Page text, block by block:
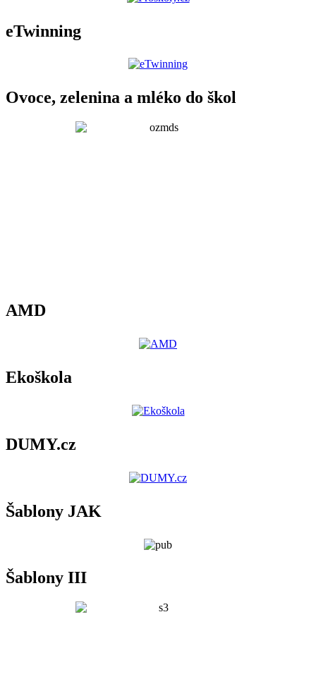
eTwinning
Ovoce, zelenina a mléko do škol
AMD
Ekoškola
DUMY.cz
Šablony JAK
Šablony III